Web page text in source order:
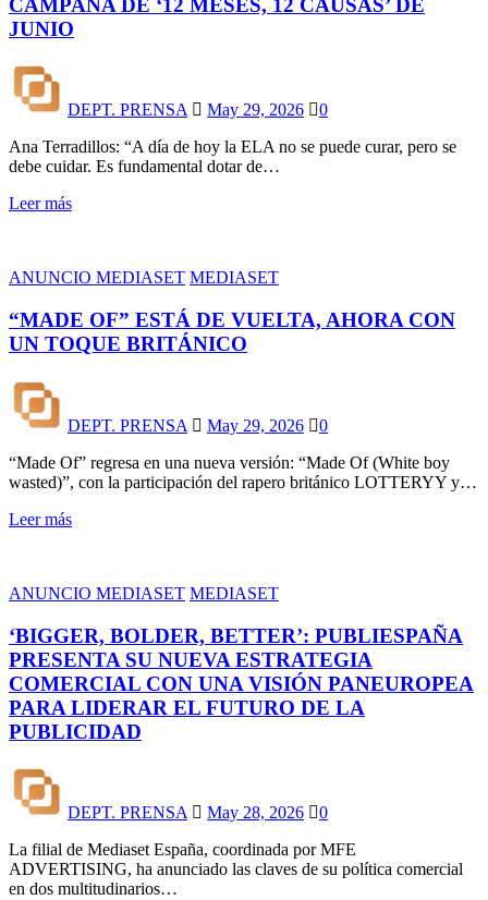
JUNIO
DEPT. PRENSA May 29, 2026
0
Ana Terradillos: “A día de hoy la ELA no se puede curar, pero se
debe cuidar. Es fundamental dotar de…
Leer más
ANUNCIO MEDIASET MEDIASET
“MADE OF” ESTÁ DE VUELTA, AHORA CON
UN TOQUE BRITÁNICO
DEPT. PRENSA May 29, 2026
0
“Made Of” regresa en una nueva versión: “Made Of (White boy
wasted)”, con la participación del rapero británico LOTTERYY y…
Leer más
ANUNCIO MEDIASET MEDIASET
‘BIGGER, BOLDER, BETTER’: PUBLIESPAÑA
PRESENTA SU NUEVA ESTRATEGIA
COMERCIAL CON UNA VISIÓN PANEUROPEA
PARA LIDERAR EL FUTURO DE LA
PUBLICIDAD
DEPT. PRENSA May 28, 2026
0
La filial de Mediaset España, coordinada por MFE
ADVERTISING, ha anunciado las claves de su política comercial
en dos multitudinarios…